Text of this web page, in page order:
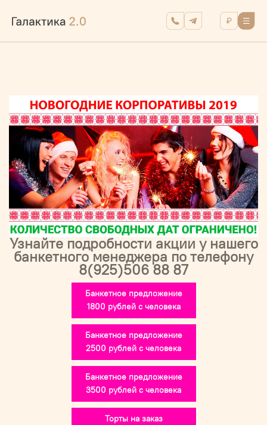
Узнайте подробности акции у нашего
банкетного менеджера по телефону
8(925)506 88 87
Банкетное предложение
1800 рублей с человека
Банкетное предложение
2500 рублей с человека
Банкетное предложение
3500 рублей с человека
Торты на заказ